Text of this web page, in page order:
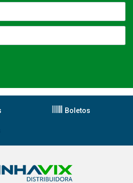
Boletos